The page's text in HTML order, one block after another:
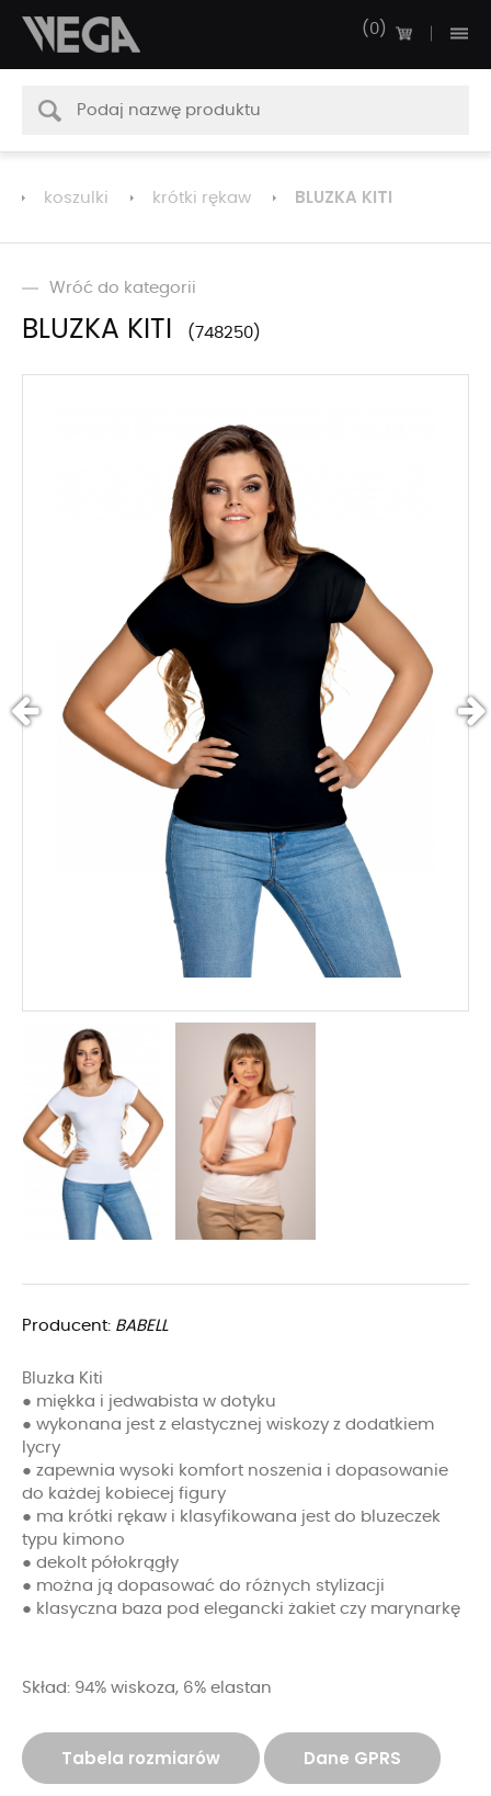
0
koszulki krótki rękaw BLUZKA KITI
Wróć do kategorii
BLUZKA KITI 748250
Producent: BABELL
Bluzka Kiti
● miękka i jedwabista w dotyku
● wykonana jest z elastycznej wiskozy z dodatkiem
lycry
● zapewnia wysoki komfort noszenia i dopasowanie
do każdej kobiecej figury
● ma krótki rękaw i klasyfikowana jest do bluzeczek
typu kimono
● dekolt półokrągły
● można ją dopasować do różnych stylizacji
● klasyczna baza pod elegancki żakiet czy marynarkę
Skład: 94% wiskoza, 6% elastan
Tabela rozmiarów Dane GPRS